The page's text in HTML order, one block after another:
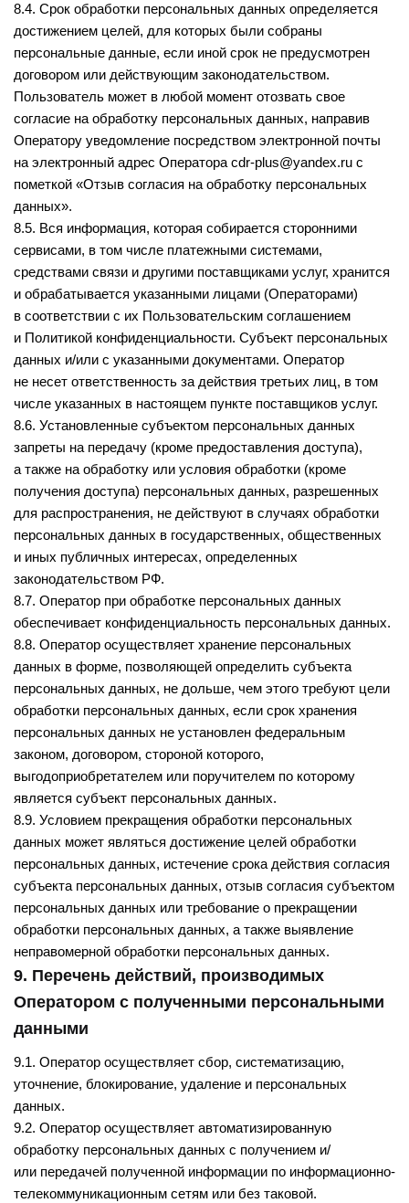
8.4. Срок обработки персональных данных определяется
достижением целей, для которых были собраны
персональные данные, если иной срок не предусмотрен
договором или действующим законодательством.
Пользователь может в любой момент отозвать свое
согласие на обработку персональных данных, направив
Оператору уведомление посредством электронной почты
на электронный адрес Оператора cdr-plus@yandex.ru с
пометкой «Отзыв согласия на обработку персональных
данных».
8.5. Вся информация, которая собирается сторонними
сервисами, в том числе платежными системами,
средствами связи и другими поставщиками услуг, хранится
и обрабатывается указанными лицами (Операторами)
в соответствии с их Пользовательским соглашением
и Политикой конфиденциальности. Субъект персональных
данных и/или с указанными документами. Оператор
не несет ответственность за действия третьих лиц, в том
числе указанных в настоящем пункте поставщиков услуг.
8.6. Установленные субъектом персональных данных
запреты на передачу (кроме предоставления доступа),
а также на обработку или условия обработки (кроме
получения доступа) персональных данных, разрешенных
для распространения, не действуют в случаях обработки
персональных данных в государственных, общественных
и иных публичных интересах, определенных
законодательством РФ.
8.7. Оператор при обработке персональных данных
обеспечивает конфиденциальность персональных данных.
8.8. Оператор осуществляет хранение персональных
данных в форме, позволяющей определить субъекта
персональных данных, не дольше, чем этого требуют цели
обработки персональных данных, если срок хранения
персональных данных не установлен федеральным
законом, договором, стороной которого,
выгодоприобретателем или поручителем по которому
является субъект персональных данных.
8.9. Условием прекращения обработки персональных
данных может являться достижение целей обработки
персональных данных, истечение срока действия согласия
субъекта персональных данных, отзыв согласия субъектом
персональных данных или требование о прекращении
обработки персональных данных, а также выявление
неправомерной обработки персональных данных.
9. Перечень действий, производимых
Оператором с полученными персональными
данными
9.1. Оператор осуществляет сбор, систематизацию,
уточнение, блокирование, удаление и персональных
данных.
9.2. Оператор осуществляет автоматизированную
обработку персональных данных с получением и/
или передачей полученной информации по информационно-
телекоммуникационным сетям или без таковой.